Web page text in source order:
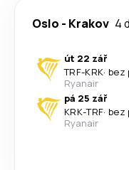
Oslo - Krakov 4
út 22 zář
TRF-KRK· bez
Ryanair
pá 25 zář
KRK-TRF· bez
Ryanair